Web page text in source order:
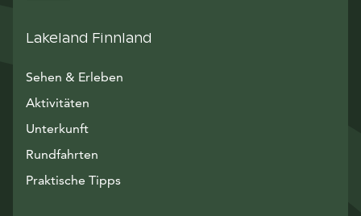
Lakeland Finnland
Sehen & Erleben
Aktivitäten
Unterkunft
Rundfahrten
Praktische Tipps